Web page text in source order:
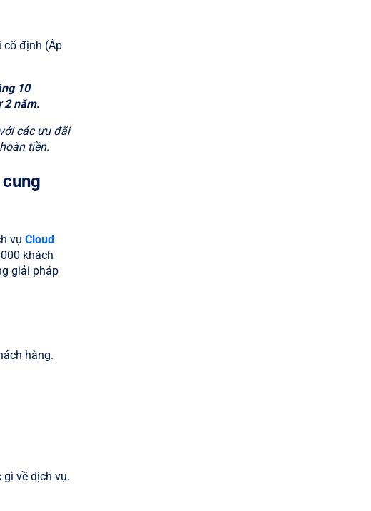
định (Áp
10
2 năm.
các ưu đãi
tiền.
vụ Cloud
khách
giải pháp
hàng.
về dịch vụ.